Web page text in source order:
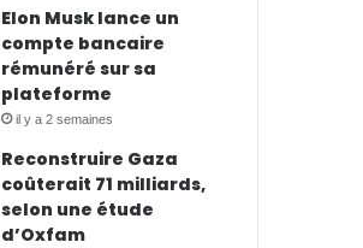
Elon Musk lance un
compte bancaire
rémunéré sur sa
plateforme
il y a 2 semaines
Reconstruire Gaza
coûterait 71 milliards,
selon une étude
d’Oxfam